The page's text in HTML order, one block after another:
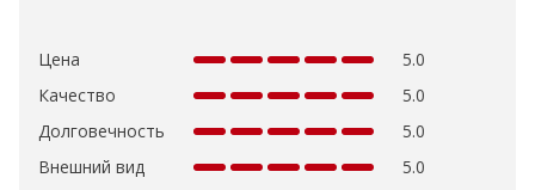
Цена
5.0
Качество
5.0
Долговечность
5.0
Внешний вид
5.0